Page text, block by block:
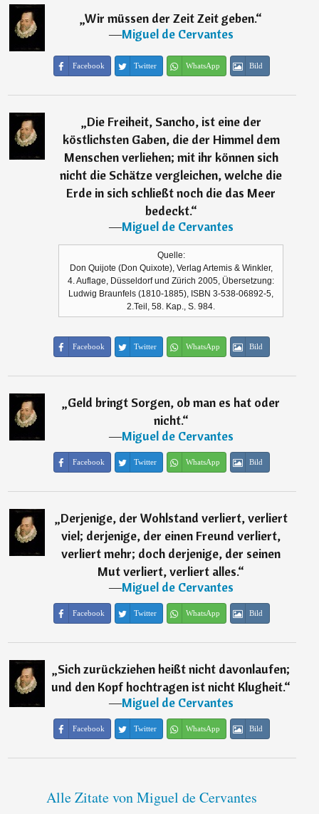
„Wir müssen der Zeit Zeit geben.“
―Miguel de Cervantes
Facebook Twitter WhatsApp Bild
„Die Freiheit, Sancho, ist eine der
köstlichsten Gaben, die der Himmel dem
Menschen verliehen; mit ihr können sich
nicht die Schätze vergleichen, welche die
Erde in sich schließt noch die das Meer
bedeckt.“
―Miguel de Cervantes
Quelle:
Don Quijote (Don Quixote), Verlag Artemis & Winkler,
4. Auflage, Düsseldorf und Zürich 2005, Übersetzung:
Ludwig Braunfels (1810-1885), ISBN 3-538-06892-5,
2.Teil, 58. Kap., S. 984.
Facebook Twitter WhatsApp Bild
„Geld bringt Sorgen, ob man es hat oder
nicht.“
―Miguel de Cervantes
Facebook Twitter WhatsApp Bild
„Derjenige, der Wohlstand verliert, verliert
viel; derjenige, der einen Freund verliert,
verliert mehr; doch derjenige, der seinen
Mut verliert, verliert alles.“
―Miguel de Cervantes
Facebook Twitter WhatsApp Bild
„Sich zurückziehen heißt nicht davonlaufen;
und den Kopf hochtragen ist nicht Klugheit.“
―Miguel de Cervantes
Facebook Twitter WhatsApp Bild
Alle Zitate von Miguel de Cervantes